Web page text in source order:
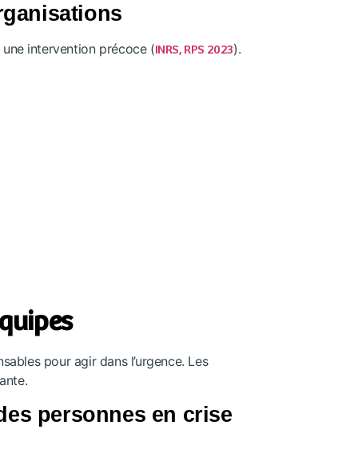
intervention précoce (INRS, RPS 2023).
pour agir dans l’urgence. Les
personnes en crise